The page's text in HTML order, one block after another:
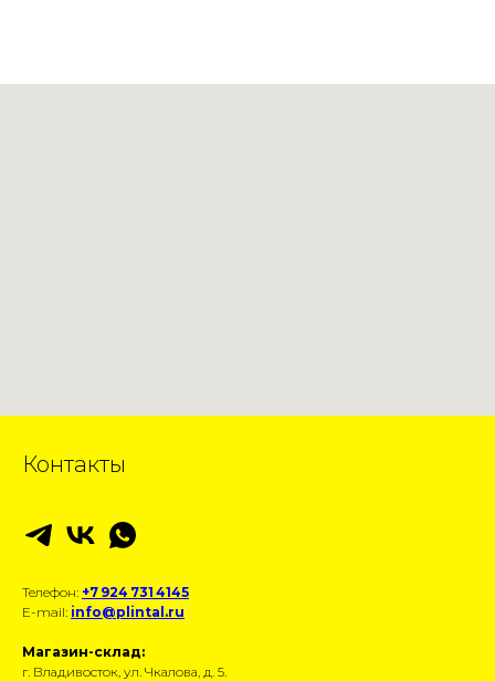
Контакты
Телефон: +7 924 731 4145
E-mail: info@plintal.ru
Магазин-склад:
г. Владивосток, ул. Чкалова, д. 5.